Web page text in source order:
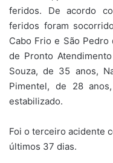
feridos. De acordo
feridos foram
Cabo Frio e São Pedro
de Pronto
Souza, de 35 anos,
Pimentel, de 28
estabilizado.
Foi o terceiro acidente
últimos 37 dias.